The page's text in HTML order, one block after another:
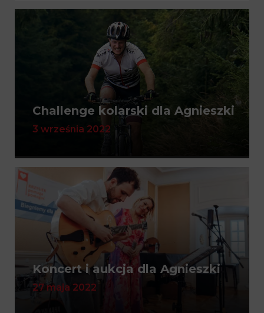
Challenge kolarski dla Agnieszki
3 września 2022
Koncert i aukcja dla Agnieszki
27 maja 2022